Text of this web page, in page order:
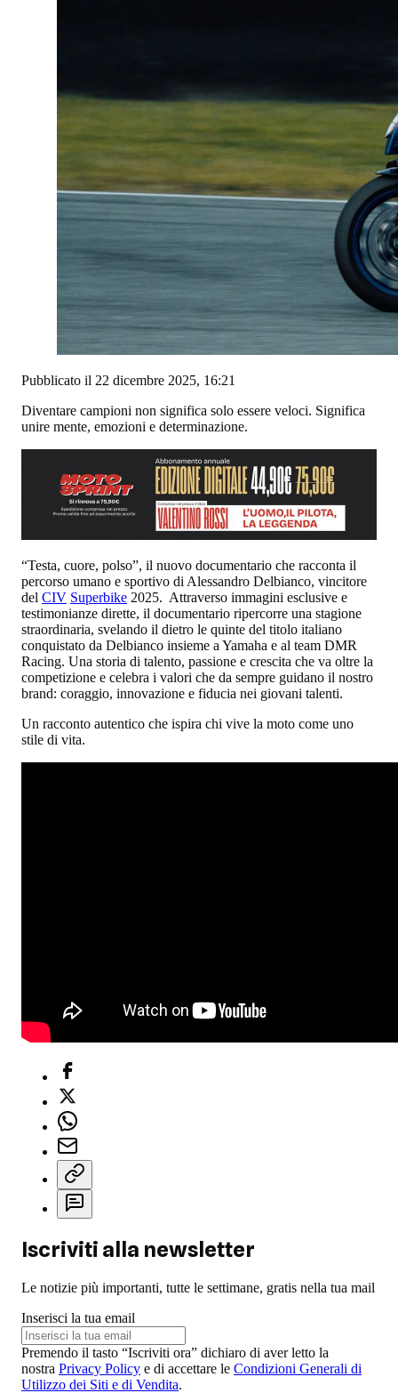
Pubblicato il 22 dicembre 2025, 16:21
Diventare campioni non significa solo essere veloci. Significa
unire mente, emozioni e determinazione.
“Testa, cuore, polso”, il nuovo documentario che racconta il
percorso umano e sportivo di Alessandro Delbianco, vincitore
del CIV Superbike 2025. Attraverso immagini esclusive e
testimonianze dirette, il documentario ripercorre una stagione
straordinaria, svelando il dietro le quinte del titolo italiano
conquistato da Delbianco insieme a Yamaha e al team DMR
Racing. Una storia di talento, passione e crescita che va oltre la
competizione e celebra i valori che da sempre guidano il nostro
brand: coraggio, innovazione e fiducia nei giovani talenti.
Un racconto autentico che ispira chi vive la moto come uno
stile di vita.
Iscriviti alla newsletter
Le notizie più importanti, tutte le settimane, gratis nella tua mail
Inserisci la tua email
Premendo il tasto “Iscriviti ora” dichiaro di aver letto la
nostra Privacy Policy e di accettare le Condizioni Generali di
Utilizzo dei Siti e di Vendita.